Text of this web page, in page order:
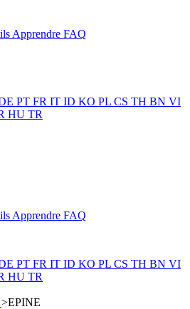
Apprendre FAQ
PT FR IT ID KO PL CS TH BN VI
HU TR
Apprendre FAQ
PT FR IT ID KO PL CS TH BN VI
HU TR
>EPINE